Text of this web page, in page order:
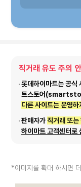
직거래 유도 주의
롯데하이마트는 공
트스토어
다른 사이트는 운영
판매자가직거래 또는
하이마트 고객센터로
*이미지를 확대 하시면